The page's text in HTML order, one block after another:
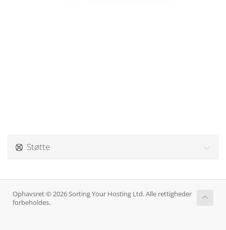
Støtte
Ophavsret © 2026 Sorting Your Hosting Ltd. Alle rettigheder
forbeholdes.